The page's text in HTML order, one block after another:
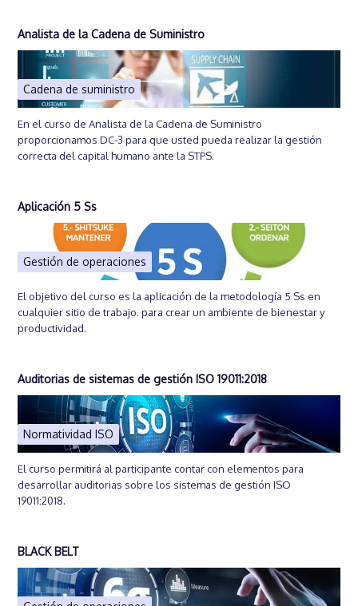
Analista de la Cadena de Suministro
Cadena de suministro
En el curso de Analista de la Cadena de Suministro
proporcionamos DC-3 para que usted pueda realizar la gestión
correcta del capital humano ante la STPS.
Aplicación 5 Ss
Gestión de operaciones
El objetivo del curso es la aplicación de la metodología 5 Ss en
cualquier sitio de trabajo. para crear un ambiente de bienestar y
productividad.
Auditorias de sistemas de gestión ISO 19011:2018
Normatividad ISO
El curso permitirá al participante contar con elementos para
desarrollar auditorias sobre los sistemas de gestión ISO
19011:2018.
BLACK BELT